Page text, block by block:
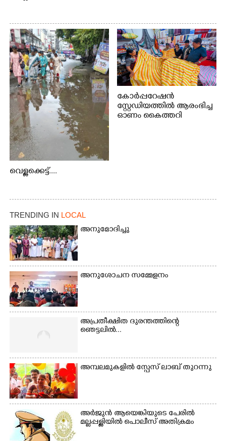
വെള്ളക്കെട്ട്....
കോർപ്പറേഷൻ
സ്റ്റേഡിയത്തിൽ ആരംഭിച്ച
ഓണം കൈത്തറി
TRENDING IN LOCAL
അനുമോദിച്ചു
അനുശോചന സമ്മേളനം
അപ്രതീക്ഷിത ദുരന്തത്തിന്റെ
ഞെട്ടലിൽ...
അമ്പലമുകളിൽ സ്പേസ് ലാബ് തുറന്നു
അർജുൻ ആയെങ്കിയുടെ പേരിൽ
മല്ലപ്പള്ളിയിൽ പൊലീസ് അതിക്രമം